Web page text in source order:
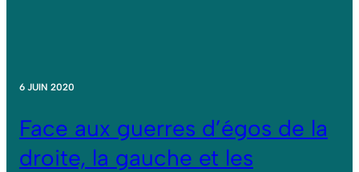
6 JUIN 2020
Face aux guerres d’égos de la
droite, la gauche et les